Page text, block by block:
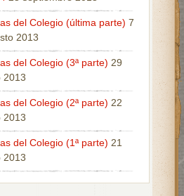
del Colegio (última parte) 7
2013
del Colegio (3ª parte) 29
2013
del Colegio (2ª parte) 22
2013
del Colegio (1ª parte) 21
2013